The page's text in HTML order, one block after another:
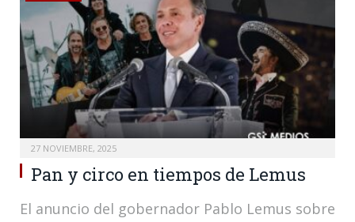
27 NOVIEMBRE, 2025
Pan y circo en tiempos de Lemus
El anuncio del gobernador Pablo Lemus sobre